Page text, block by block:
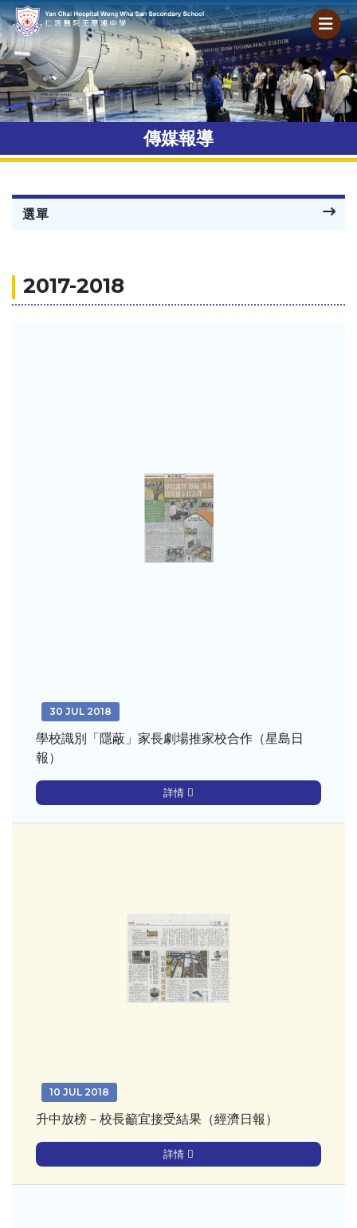
傳媒報導
選單
2017-2018
30 JUL 2018
學校識別「隱蔽」家長劇場推家校合作（星島日
報）
詳情
10 JUL 2018
升中放榜－校長籲宜接受結果（經濟日報）
詳情